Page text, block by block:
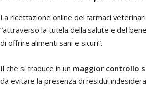
La ricettazione online dei farmaci
“attraverso la tutela della salute e del
di offrire alimenti sani e sicuri”.
Il che si traduce in un maggior controllo
da evitare la presenza di residui